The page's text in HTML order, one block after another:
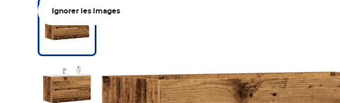
Ignorer les images